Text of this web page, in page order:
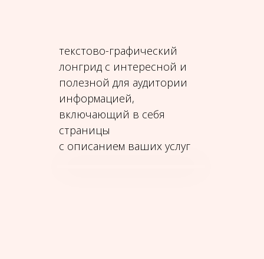
текстово-графический
лонгрид с интересной и
полезной для аудитории
информацией,
включающий в себя
страницы
с описанием ваших услуг